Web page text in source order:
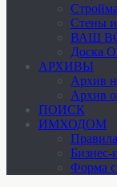
Стены и
ВАШ
Доска
АРХИВЫ
Архив
Архив
ПОИСК
ИМХОДОМ
Бизнес-
Форма